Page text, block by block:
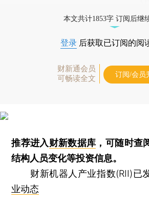
本文共计1853字 订阅后继
登录 后获取已订阅的阅
财新通会员
可畅读全文
订阅/会员
推荐进入财新数据库 ，可随时查
结构人员变化等投资信息。
财新机器人产业指数(RII)已发
业动态